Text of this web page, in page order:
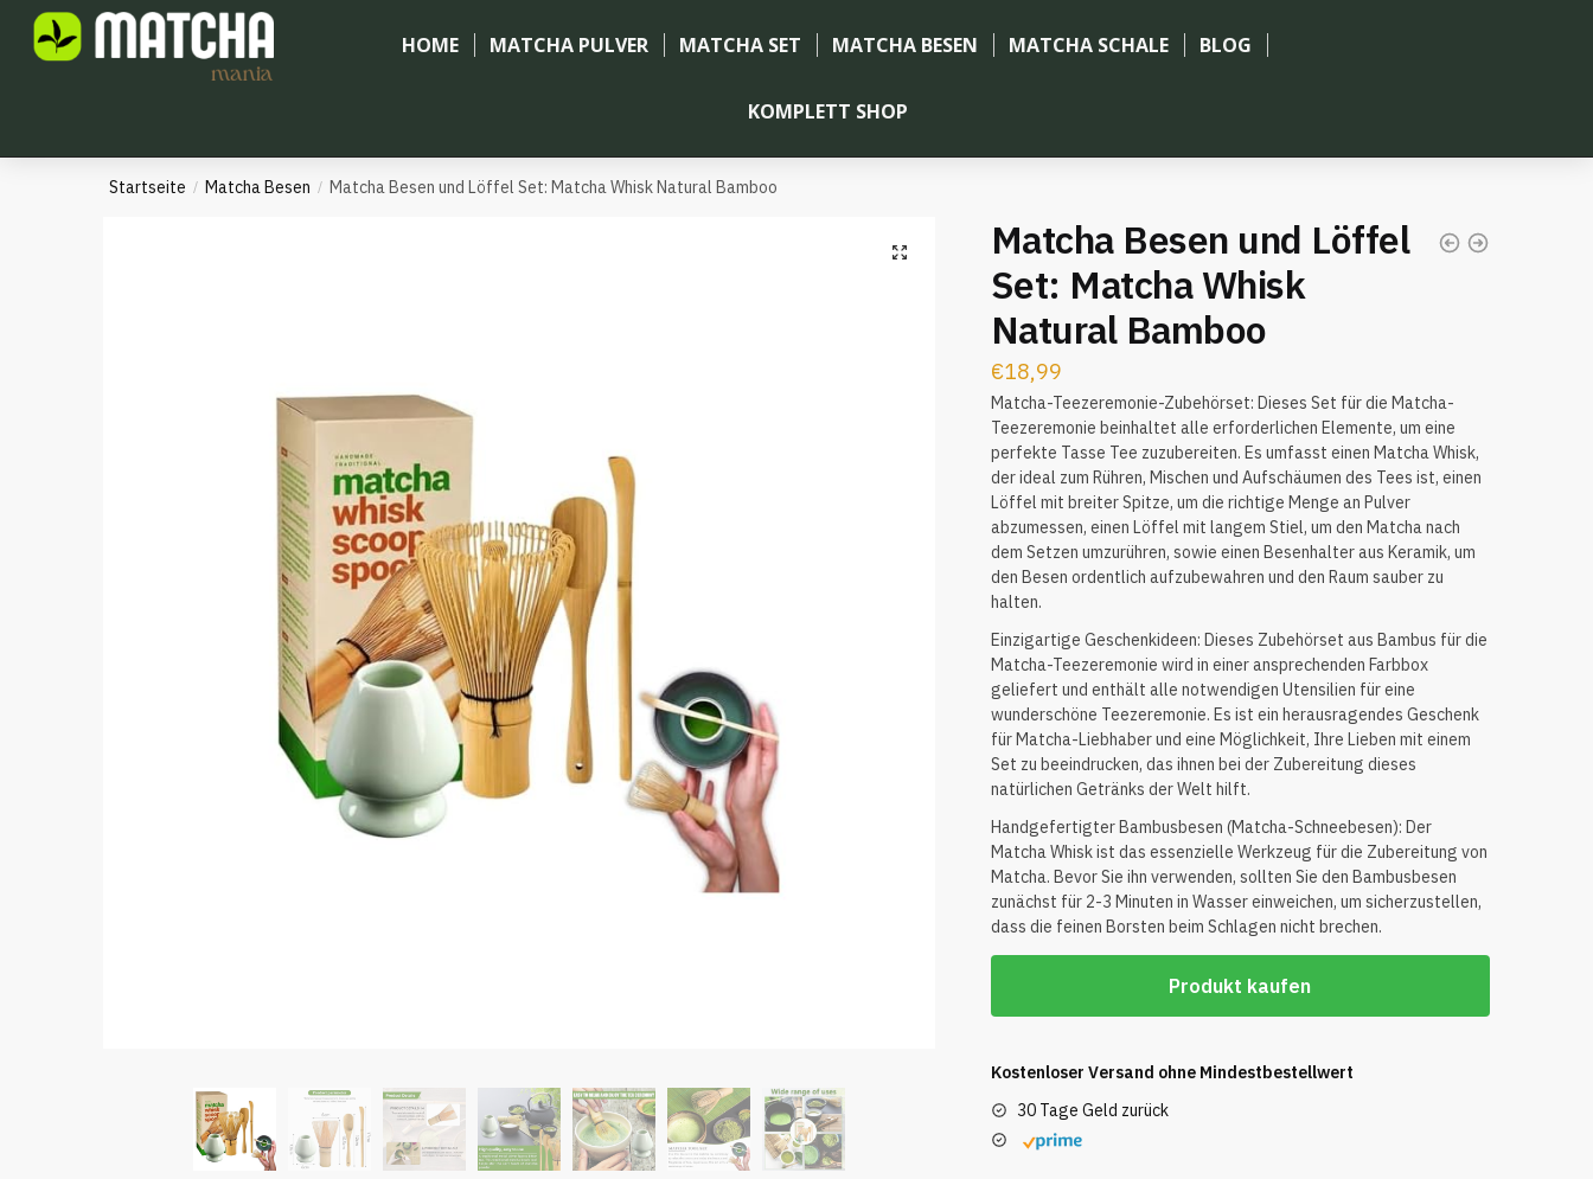
HOME MATCHA PULVER MATCHA SET MATCHA BESEN MATCHA SCHALE BLOG
KOMPLETT SHOP
Startseite / Matcha Besen / Matcha Besen und Löffel Set: Matcha Whisk Natural Bamboo
🔍
Matcha Besen und Löffel
Set: Matcha Whisk
Natural Bamboo
€18,99
Matcha-Teezeremonie-Zubehörset: Dieses Set für die Matcha-
Teezeremonie beinhaltet alle erforderlichen Elemente, um eine
perfekte Tasse Tee zuzubereiten. Es umfasst einen Matcha Whisk,
der ideal zum Rühren, Mischen und Aufschäumen des Tees ist, einen
Löffel mit breiter Spitze, um die richtige Menge an Pulver
abzumessen, einen Löffel mit langem Stiel, um den Matcha nach
dem Setzen umzurühren, sowie einen Besenhalter aus Keramik, um
den Besen ordentlich aufzubewahren und den Raum sauber zu
halten.
Einzigartige Geschenkideen: Dieses Zubehörset aus Bambus für die
Matcha-Teezeremonie wird in einer ansprechenden Farbbox
geliefert und enthält alle notwendigen Utensilien für eine
wunderschöne Teezeremonie. Es ist ein herausragendes Geschenk
für Matcha-Liebhaber und eine Möglichkeit, Ihre Lieben mit einem
Set zu beeindrucken, das ihnen bei der Zubereitung dieses
natürlichen Getränks der Welt hilft.
Handgefertigter Bambusbesen (Matcha-Schneebesen): Der
Matcha Whisk ist das essenzielle Werkzeug für die Zubereitung von
Matcha. Bevor Sie ihn verwenden, sollten Sie den Bambusbesen
zunächst für 2-3 Minuten in Wasser einweichen, um sicherzustellen,
dass die feinen Borsten beim Schlagen nicht brechen.
Produkt kaufen
Kostenloser Versand ohne Mindestbestellwert
30 Tage Geld zurück